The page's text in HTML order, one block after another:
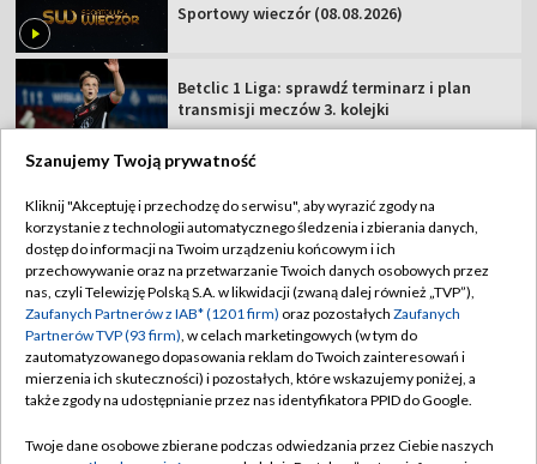
Sportowy wieczór (08.08.2026)
Betclic 1 Liga: sprawdź terminarz i plan
transmisji meczów 3. kolejki
TVP
Abonament TVP
Sklep TVP
Biuro Reklamy
Oferta Handlowa
Regulamin TVP
Polityka prywatności
Moje zgody
Biuro reklamy
Szanujemy Twoją prywatność
Kliknij "Akceptuję i przechodzę do serwisu", aby wyrazić zgody na
korzystanie z technologii automatycznego śledzenia i zbierania danych,
dostęp do informacji na Twoim urządzeniu końcowym i ich
przechowywanie oraz na przetwarzanie Twoich danych osobowych przez
nas, czyli Telewizję Polską S.A. w likwidacji (zwaną dalej również „TVP”),
Zaufanych Partnerów z IAB* (1201 firm) oraz pozostałych Zaufanych
Partnerów TVP (93 firm), w celach marketingowych (w tym do
zautomatyzowanego dopasowania reklam do Twoich zainteresowań i
mierzenia ich skuteczności) i pozostałych, które wskazujemy poniżej, a
także zgody na udostępnianie przez nas identyfikatora PPID do Google.
Twoje dane osobowe zbierane podczas odwiedzania przez Ciebie naszych